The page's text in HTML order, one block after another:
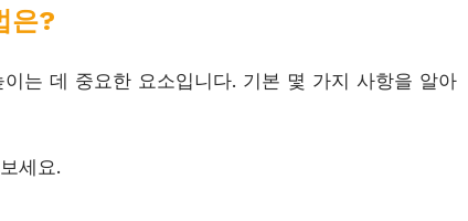
은?
는 데 중요한 요소입니다. 기본 몇 가지 사항을 알아
세요.